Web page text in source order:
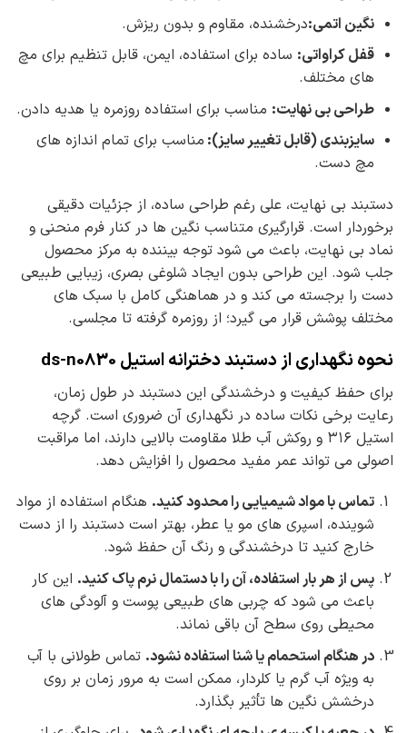
نگین اتمی:درخشنده، مقاوم و بدون ریزش.
قفل کراواتی: ساده برای استفاده، ایمن، قابل تنظیم برای مچ
های مختلف.
طراحی بی نهایت: مناسب برای استفاده روزمره یا هدیه دادن.
سایزبندی (قابل تغییر سایز): مناسب برای تمام اندازه های
مچ دست.
دستبند بی نهایت، علی رغم طراحی ساده، از جزئیات دقیقی
برخوردار است. قرارگیری متناسب نگین ها در کنار فرم منحنی و
نماد بی نهایت، باعث می شود توجه بیننده به مرکز محصول
جلب شود. این طراحی بدون ایجاد شلوغی بصری، زیبایی طبیعی
دست را برجسته می کند و در هماهنگی کامل با سبک های
مختلف پوشش قرار می گیرد؛ از روزمره گرفته تا مجلسی.
نحوه نگهداری از دستبند دخترانه استیل ds-n0830
برای حفظ کیفیت و درخشندگی این دستبند در طول زمان،
رعایت برخی نکات ساده در نگهداری آن ضروری است. گرچه
استیل ۳۱۶ و روکش آب طلا مقاومت بالایی دارند، اما مراقبت
اصولی می تواند عمر مفید محصول را افزایش دهد.
تماس با مواد شیمیایی را محدود کنید. هنگام استفاده از مواد
شوینده، اسپری های مو یا عطر، بهتر است دستبند را از دست
خارج کنید تا درخشندگی و رنگ آن حفظ شود.
پس از هر بار استفاده، آن را با دستمال نرم پاک کنید. این کار
باعث می شود که چربی های طبیعی پوست و آلودگی های
محیطی روی سطح آن باقی نماند.
در هنگام استحمام یا شنا استفاده نشود. تماس طولانی با آب
به ویژه آب گرم یا کلردار، ممکن است به مرور زمان بر روی
درخشش نگین ها تأثیر بگذارد.